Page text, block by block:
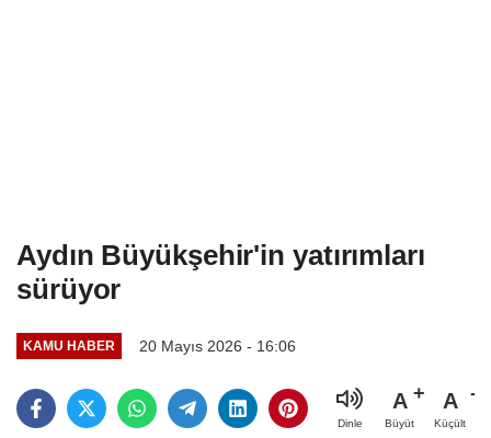
Aydın Büyükşehir'in yatırımları
sürüyor
KAMU HABER 20 Mayıs 2026 - 16:06
Dinle
A
Büyüt
A
Küçült